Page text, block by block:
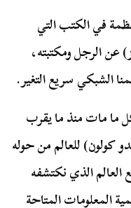
في الكتب التي
عن الرجل ومكتبته،
الشبكي سريع التغير.
ما مات منذ ما يقرب
كولون) للعالم من حوله
العالم الذي نكتشفه
المعلومات المتاحة